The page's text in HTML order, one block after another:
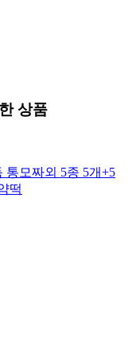
상품
통모짜외 5종 5개+5
떡